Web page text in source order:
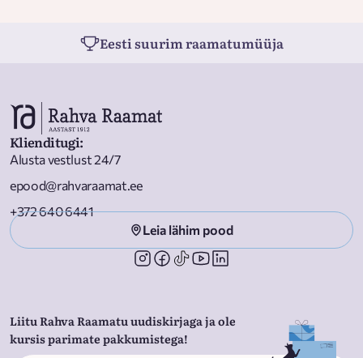
Eesti suurim raamatumüüja
Klienditugi:
Alusta vestlust 24/7
epood@rahvaraamat.ee
+372 640 6441
Leia lähim pood
Liitu Rahva Raamatu uudiskirjaga ja ole
kursis parimate pakkumistega!